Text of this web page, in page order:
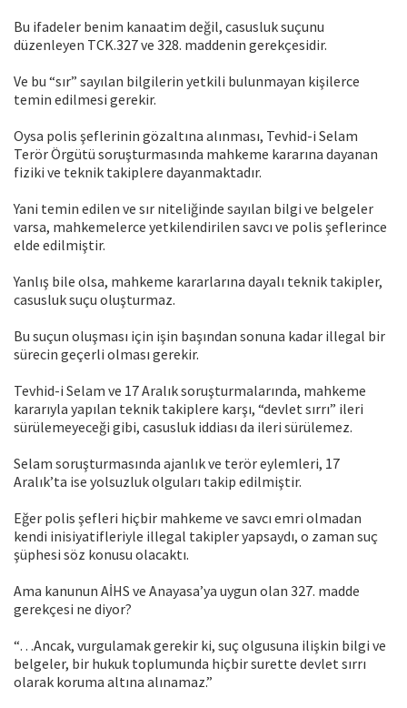
Bu ifadeler benim kanaatim değil, casusluk suçunu
düzenleyen TCK.327 ve 328. maddenin gerekçesidir.
Ve bu “sır” sayılan bilgilerin yetkili bulunmayan kişilerce
temin edilmesi gerekir.
Oysa polis şeflerinin gözaltına alınması, Tevhid-i Selam
Terör Örgütü soruşturmasında mahkeme kararına dayanan
fiziki ve teknik takiplere dayanmaktadır.
Yani temin edilen ve sır niteliğinde sayılan bilgi ve belgeler
varsa, mahkemelerce yetkilendirilen savcı ve polis şeflerince
elde edilmiştir.
Yanlış bile olsa, mahkeme kararlarına dayalı teknik takipler,
casusluk suçu oluşturmaz.
Bu suçun oluşması için işin başından sonuna kadar illegal bir
sürecin geçerli olması gerekir.
Tevhid-i Selam ve 17 Aralık soruşturmalarında, mahkeme
kararıyla yapılan teknik takiplere karşı, “devlet sırrı” ileri
sürülemeyeceği gibi, casusluk iddiası da ileri sürülemez.
Selam soruşturmasında ajanlık ve terör eylemleri, 17
Aralık’ta ise yolsuzluk olguları takip edilmiştir.
Eğer polis şefleri hiçbir mahkeme ve savcı emri olmadan
kendi inisiyatifleriyle illegal takipler yapsaydı, o zaman suç
şüphesi söz konusu olacaktı.
Ama kanunun AİHS ve Anayasa’ya uygun olan 327. madde
gerekçesi ne diyor?
“…Ancak, vurgulamak gerekir ki, suç olgusuna ilişkin bilgi ve
belgeler, bir hukuk toplumunda hiçbir surette devlet sırrı
olarak koruma altına alınamaz.”